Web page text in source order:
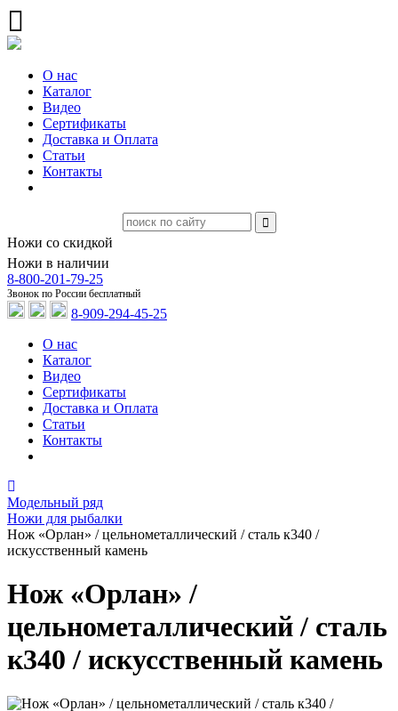
О нас
Каталог
Видео
Сертификаты
Доставка и Оплата
Статьи
Контакты
Ножи в наличии
Ножи со скидкой
8-800-201-79-25
Звонок по России бесплатный
8-909-294-45-25
О нас
Каталог
Видео
Сертификаты
Доставка и Оплата
Статьи
Контакты
Модельный ряд
Ножи для рыбалки
Нож «Орлан» / цельнометаллический / сталь к340 /
искусственный камень
Нож «Орлан» /
цельнометаллический / сталь
к340 / искусственный камень